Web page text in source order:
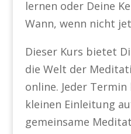
lernen oder Deine
Wann, wenn nicht
Dieser Kurs bietet
die Welt der
online. Jeder
kleinen Einleitung
gemeinsame